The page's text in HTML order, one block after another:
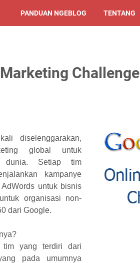
PANDUAN NGEBLOG TENTANG
Challenge
diselenggarakan,
global untuk
dunia. Setiap tim
kampanye
untuk bisnis
organisasi non-
dari Google.
tim yang terdiri dari
pada umumnya